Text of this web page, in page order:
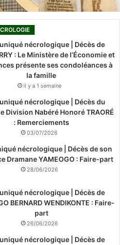
nécrologique | Décès de
: Le Ministère de l’Économie et
présente ses condoléances à
la famille
il y a 1 semaine
nécrologique | Décès du
Division Nabéré Honoré TRAORÉ
: Remerciements
03/07/2026
nécrologique | Décès de son
Dramane YAMEOGO : Faire-part
28/06/2026
nécrologique | Décès de
BERNARD WENDIKONTE : Faire-
part
26/06/2026
nécrologique | Décès de